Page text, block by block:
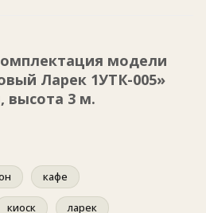
модели
Ларек 1УТК-005»
высота 3 м.
кафе
киоск ларек